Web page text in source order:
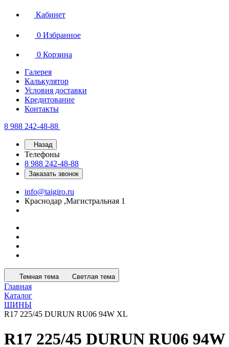
Кабинет
0 Избранное
0 Корзина
Галерея
Калькулятор
Условия доставки
Кредитование
Контакты
8 988 242-48-88
Назад
Телефоны
8 988 242-48-88
Заказать звонок
info@taigiro.ru
Краснодар ,Магистральная 1
Темная тема Светлая тема
Главная
Каталог
ШИНЫ
R17 225/45 DURUN RU06 94W XL
R17 225/45 DURUN RU06 94W